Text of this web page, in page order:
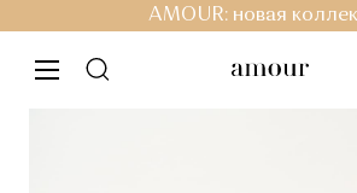
AMOUR: новая
меню